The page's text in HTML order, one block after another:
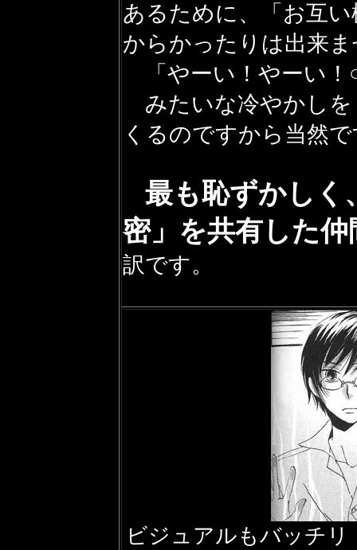
あるために、「お互
からかったりは出来
「やーい！やーい！
みたいな冷やかしを
くるのですから当然
最も恥ずかしく
密」を共有した仲
訳です。
ビジュアルもバッチ